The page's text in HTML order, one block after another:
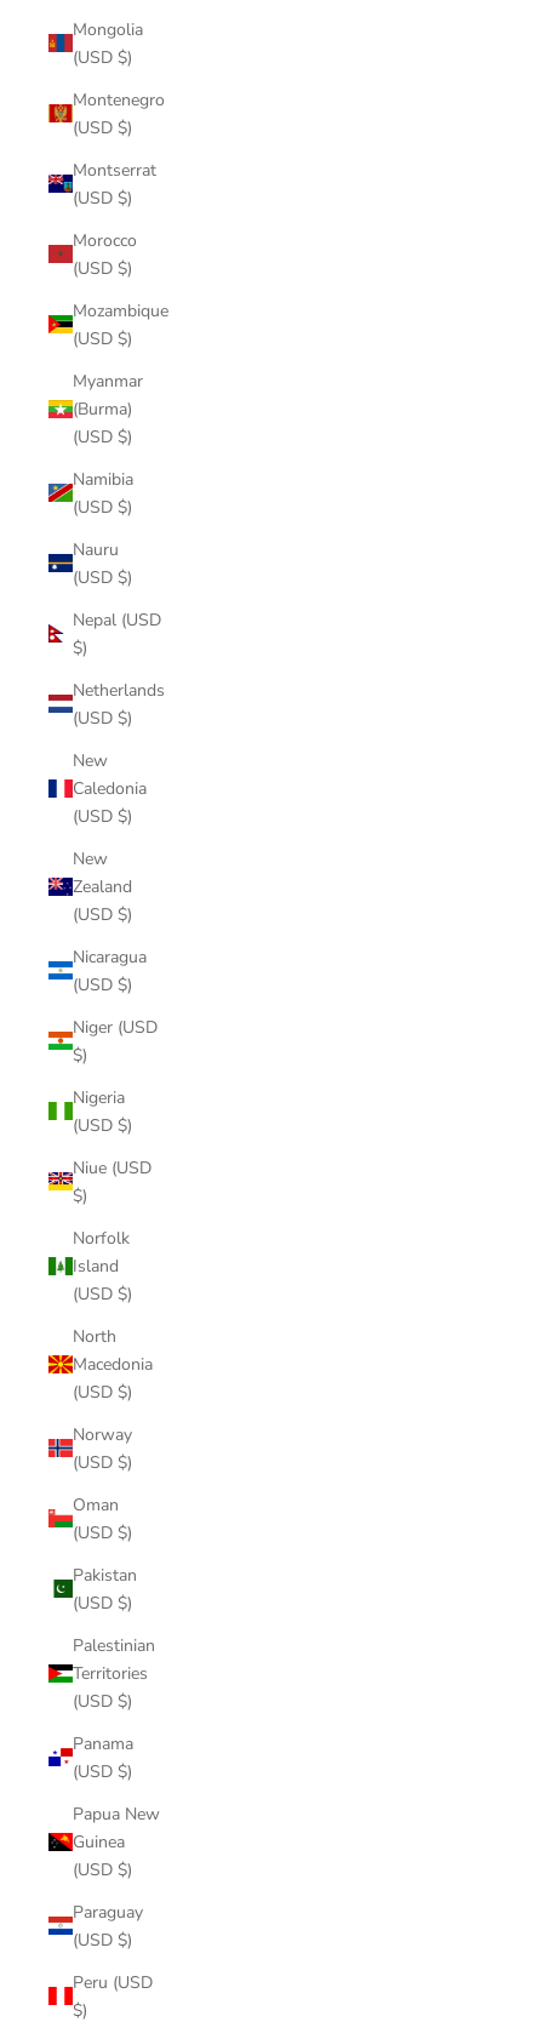
Mongolia
(USD $)
Montenegro
(USD $)
Montserrat
(USD $)
Morocco
(USD $)
Mozambique
(USD $)
Myanmar
(Burma)
(USD $)
Namibia
(USD $)
Nauru
(USD $)
Nepal (USD
$)
Netherlands
(USD $)
New
Caledonia
(USD $)
New
Zealand
(USD $)
Nicaragua
(USD $)
Niger (USD
$)
Nigeria
(USD $)
Niue (USD
$)
Norfolk
Island
(USD $)
North
Macedonia
(USD $)
Norway
(USD $)
Oman
(USD $)
Pakistan
(USD $)
Palestinian
Territories
(USD $)
Panama
(USD $)
Papua New
Guinea
(USD $)
Paraguay
(USD $)
Peru (USD
$)